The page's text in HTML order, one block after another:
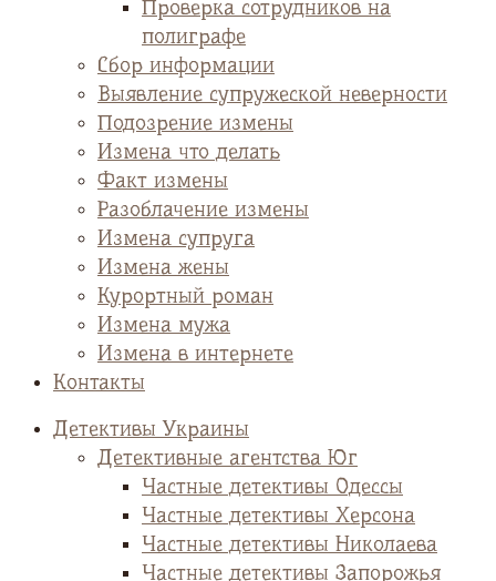
Проверка сотрудников на
полиграфе
Сбор информации
Выявление супружеской неверности
Подозрение измены
Измена что делать
Факт измены
Разоблачение измены
Измена супруга
Измена жены
Курортный роман
Измена мужа
Измена в интернете
Контакты
Детективы Украины
Детективные агентства Юг
Частные детективы Одессы
Частные детективы Херсона
Частные детективы Николаева
Частные детективы Запорожья